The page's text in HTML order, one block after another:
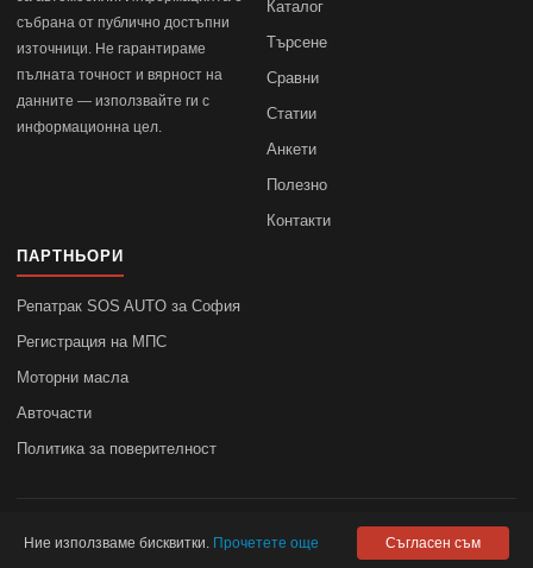
събрана от публично достъпни
източници. Не гарантираме
пълната точност и вярност на
данните — използвайте ги с
информационна цел.
Каталог
Търсене
Сравни
Статии
Анкети
Полезно
Контакти
ПАРТНЬОРИ
Репатрак SOS AUTO за София
Регистрация на МПС
Моторни масла
Авточасти
Политика за поверителност
autodata.bg не носи отговорност за точността на данните.
Ние използваме бисквитки. Прочетете още Съгласен съм